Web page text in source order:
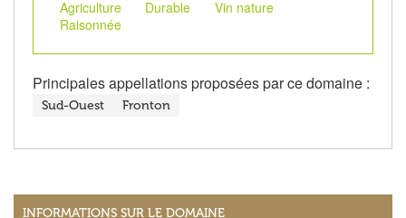
Agriculture
Raisonnée
Durable Vin nature
Principales appellations proposées par ce domaine :
Sud-Ouest Fronton
INFORMATIONS SUR LE DOMAINE